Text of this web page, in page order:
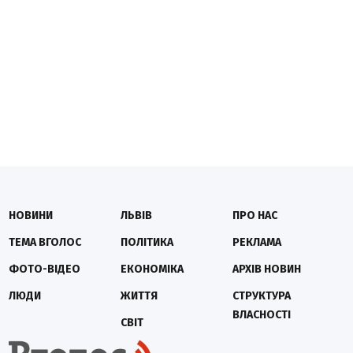
НОВИНИ
ТЕМА ВГОЛОС
ФОТО-ВІДЕО
ЛЮДИ
ЛЬВІВ
ПОЛІТИКА
ЕКОНОМІКА
ЖИТТЯ
СВІТ
ПРО НАС
РЕКЛАМА
АРХІВ НОВИН
СТРУКТУРА
ВЛАСНОСТІ